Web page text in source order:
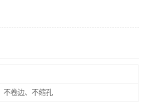
不卷边、不缩孔